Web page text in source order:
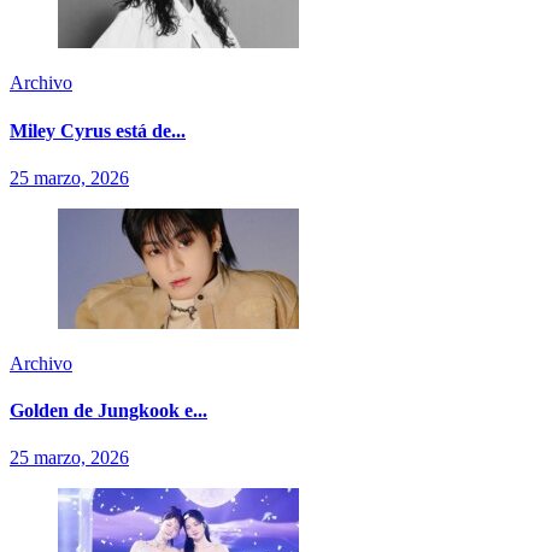
Archivo
Miley Cyrus está de...
25 marzo, 2026
Archivo
Golden de Jungkook e...
25 marzo, 2026